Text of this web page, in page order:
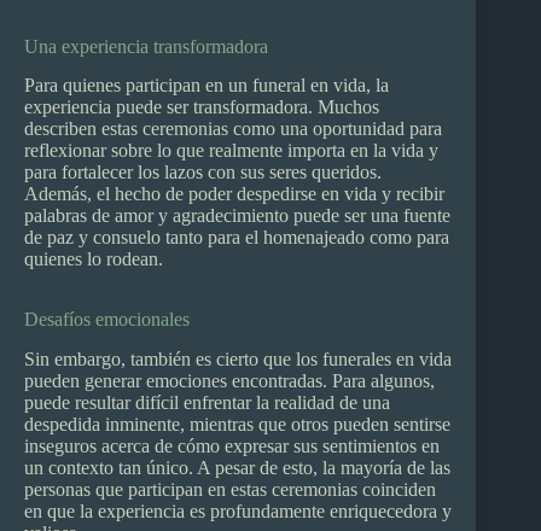
Una experiencia transformadora
Para quienes participan en un funeral en vida, la
experiencia puede ser transformadora. Muchos
describen estas ceremonias como una oportunidad para
reflexionar sobre lo que realmente importa en la vida y
para fortalecer los lazos con sus seres queridos.
Además, el hecho de poder despedirse en vida y recibir
palabras de amor y agradecimiento puede ser una fuente
de paz y consuelo tanto para el homenajeado como para
quienes lo rodean.
Desafíos emocionales
Sin embargo, también es cierto que los funerales en vida
pueden generar emociones encontradas. Para algunos,
puede resultar difícil enfrentar la realidad de una
despedida inminente, mientras que otros pueden sentirse
inseguros acerca de cómo expresar sus sentimientos en
un contexto tan único. A pesar de esto, la mayoría de las
personas que participan en estas ceremonias coinciden
en que la experiencia es profundamente enriquecedora y